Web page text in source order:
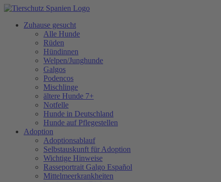
Zuhause gesucht
Alle Hunde
Rüden
Hündinnen
Welpen/Junghunde
Galgos
Podencos
Mischlinge
ältere Hunde 7+
Notfelle
Hunde in Deutschland
Hunde auf Pflegestellen
Adoption
Adoptionsablauf
Selbstauskunft für Adoption
Wichtige Hinweise
Rasseportrait Galgo Español
Mittelmeerkrankheiten